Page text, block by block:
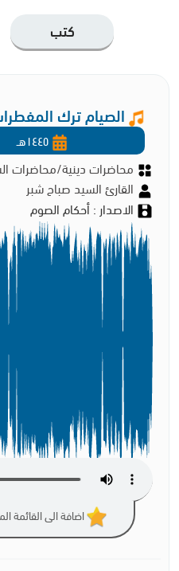
كتب
الصيام ترك
١٤٤٥هـ
محاضرات دينية/محاضرات
القارئ السيد صباح شبر
الاصدار : أحكام الصوم
اضافة الى القائمة